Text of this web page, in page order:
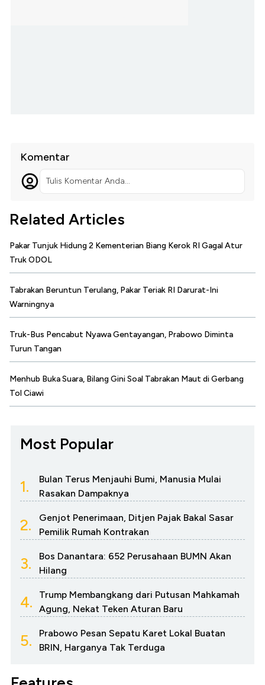
Komentar
Tulis Komentar Anda...
Related Articles
Pakar Tunjuk Hidung 2 Kementerian Biang Kerok RI Gagal Atur
Truk ODOL
Tabrakan Beruntun Terulang, Pakar Teriak RI Darurat-Ini
Warningnya
Truk-Bus Pencabut Nyawa Gentayangan, Prabowo Diminta
Turun Tangan
Menhub Buka Suara, Bilang Gini Soal Tabrakan Maut di Gerbang
Tol Ciawi
Most Popular
1.
Bulan Terus Menjauhi Bumi, Manusia Mulai
Rasakan Dampaknya
2.
Genjot Penerimaan, Ditjen Pajak Bakal Sasar
Pemilik Rumah Kontrakan
3.
Bos Danantara: 652 Perusahaan BUMN Akan
Hilang
4.
Trump Membangkang dari Putusan Mahkamah
Agung, Nekat Teken Aturan Baru
5.
Prabowo Pesan Sepatu Karet Lokal Buatan
BRIN, Harganya Tak Terduga